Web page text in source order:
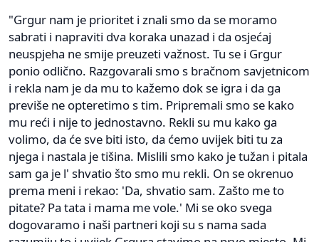
"Grgur nam je prioritet i znali smo da se moramo
sabrati i napraviti dva koraka unazad i da osjećaj
neuspjeha ne smije preuzeti važnost. Tu se i Grgur
ponio odlično. Razgovarali smo s bračnom savjetnicom
i rekla nam je da mu to kažemo dok se igra i da ga
previše ne opteretimo s tim. Pripremali smo se kako
mu reći i nije to jednostavno. Rekli su mu kako ga
volimo, da će sve biti isto, da ćemo uvijek biti tu za
njega i nastala je tišina. Mislili smo kako je tužan i pitala
sam ga je l' shvatio što smo mu rekli. On se okrenuo
prema meni i rekao: 'Da, shvatio sam. Zašto me to
pitate? Pa tata i mama me vole.' Mi se oko svega
dogovaramo i naši partneri koji su s nama sada